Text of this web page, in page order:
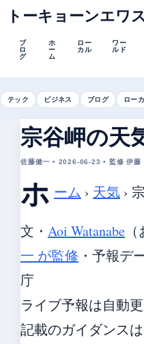
トーキョーンエワ
ブ
ロ
グ
ホ
ー
ム
ロー
カル
ワー
ルド
テック ビジネス ブログ ロー
宗谷岬の天
佐藤健一 • 2026-06-23 • 監修 伊藤
ホ ーム › 天気 ›
文・ Aoi Watanabe
一 が監修 ・ 予報デ
庁
ライブ予報は自動更
記載のガイダンス